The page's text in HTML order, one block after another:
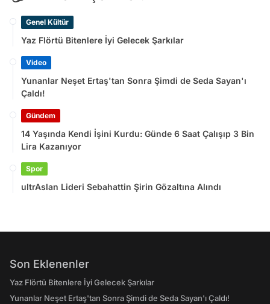
Genel Kültür
Yaz Flörtü Bitenlere İyi Gelecek Şarkılar
Video
Yunanlar Neşet Ertaş'tan Sonra Şimdi de Seda Sayan'ı
Çaldı!
Gündem
14 Yaşında Kendi İşini Kurdu: Günde 6 Saat Çalışıp 3 Bin
Lira Kazanıyor
Spor
ultrAslan Lideri Sebahattin Şirin Gözaltına Alındı
Son Eklenenler
Yaz Flörtü Bitenlere İyi Gelecek Şarkılar
Yunanlar Neşet Ertaş'tan Sonra Şimdi de Seda Sayan'ı Çaldı!